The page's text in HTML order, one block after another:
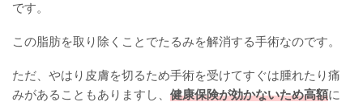
です。
この脂肪を取り除くことでたるみを解消する手術なのです。
ただ、やはり皮膚を切るため手術を受けてすぐは腫れたり痛
みがあることもありますし、 健康保険が効かないため高額に